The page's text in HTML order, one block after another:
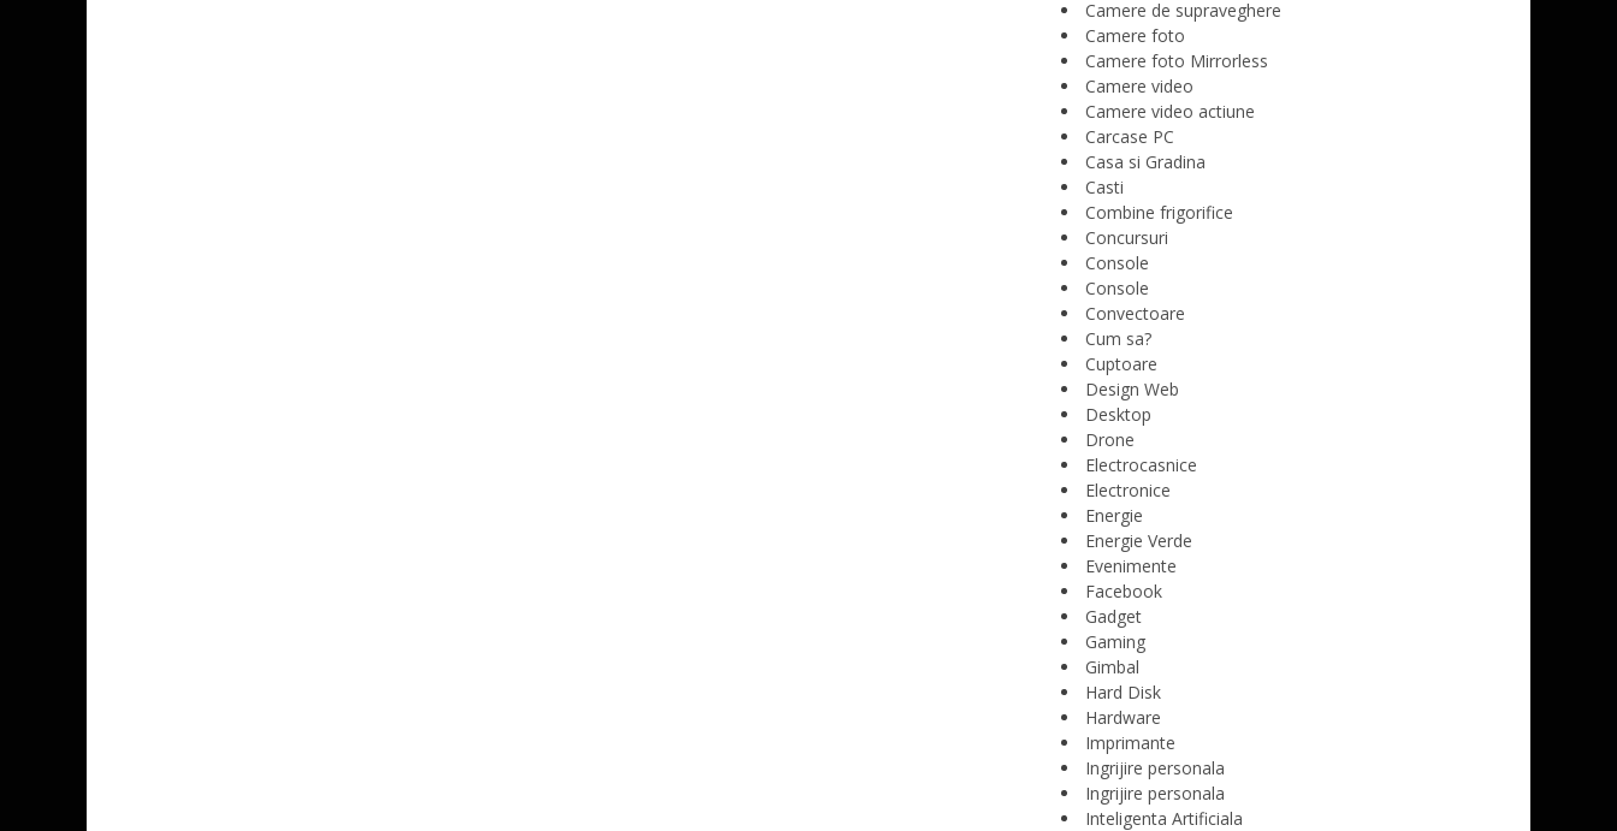
Camere de supraveghere
Camere foto
Camere foto Mirrorless
Camere video
Camere video actiune
Carcase PC
Casa si Gradina
Casti
Combine frigorifice
Concursuri
Console
Console
Convectoare
Cum sa?
Cuptoare
Design Web
Desktop
Drone
Electrocasnice
Electronice
Energie
Energie Verde
Evenimente
Facebook
Gadget
Gaming
Gimbal
Hard Disk
Hardware
Imprimante
Ingrijire personala
Ingrijire personala
Inteligenta Artificiala